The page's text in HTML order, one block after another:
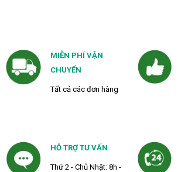
MIỄN PHÍ VẬN
CHUYỂN
Tất cả các đơn hàng
HỖ TRỢ TƯ VẤN
Thứ 2 - Chủ Nhật: 8h -